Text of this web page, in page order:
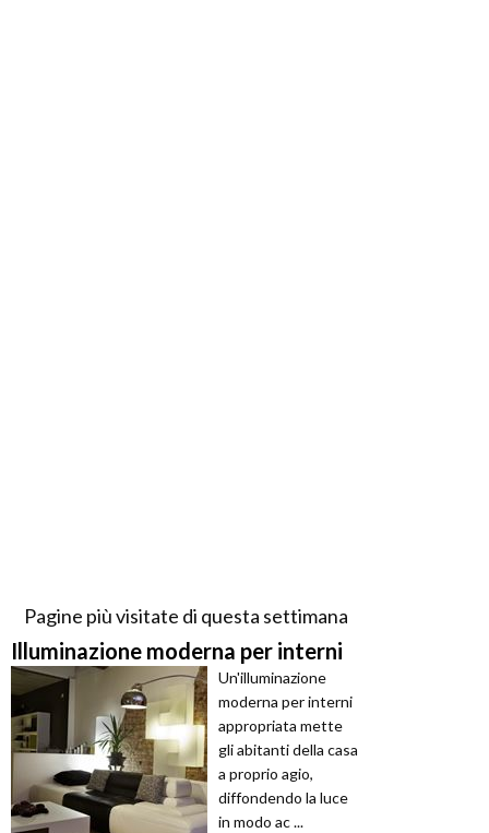
Pagine più visitate di questa settimana
Illuminazione moderna per interni
Un'illuminazione
moderna per interni
appropriata mette
gli abitanti della casa
a proprio agio,
diffondendo la luce
in modo ac ...